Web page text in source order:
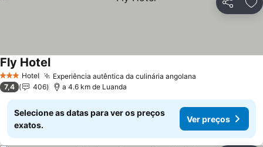
Partilhar
3 EstrelasHotel Experiência autêntica da culinária angolana
Fly HotelVer preços
7,4 406 a 4.6 km de Luanda
Selecione as datas para ver os preços
exatos.
Ver preços